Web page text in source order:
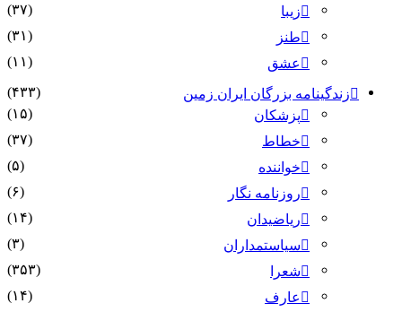
زیبا
(۳۷)
طنز
(۳۱)
عشق
(۱۱)
زندگینامه بزرگان ایران زمین
(۴۳۳)
پزشکان
(۱۵)
خطاط
(۳۷)
خواننده
(۵)
روزنامه نگار
(۶)
ریاضیدان
(۱۴)
سیاستمداران
(۳)
شعرا
(۳۵۳)
عارف
(۱۴)